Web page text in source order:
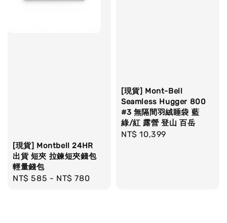
[現貨] Montbell 24HR
出貨 短夾 拉鍊短夾錢包
輕量錢包
Regular
NT$ 585 - NT$ 780
[現貨] Mont-Bell
Seamless Hugger 800
#3 無隔間羽絨睡袋 藍
綠/紅 露營 登山 百岳
Regular
NT$ 10,399